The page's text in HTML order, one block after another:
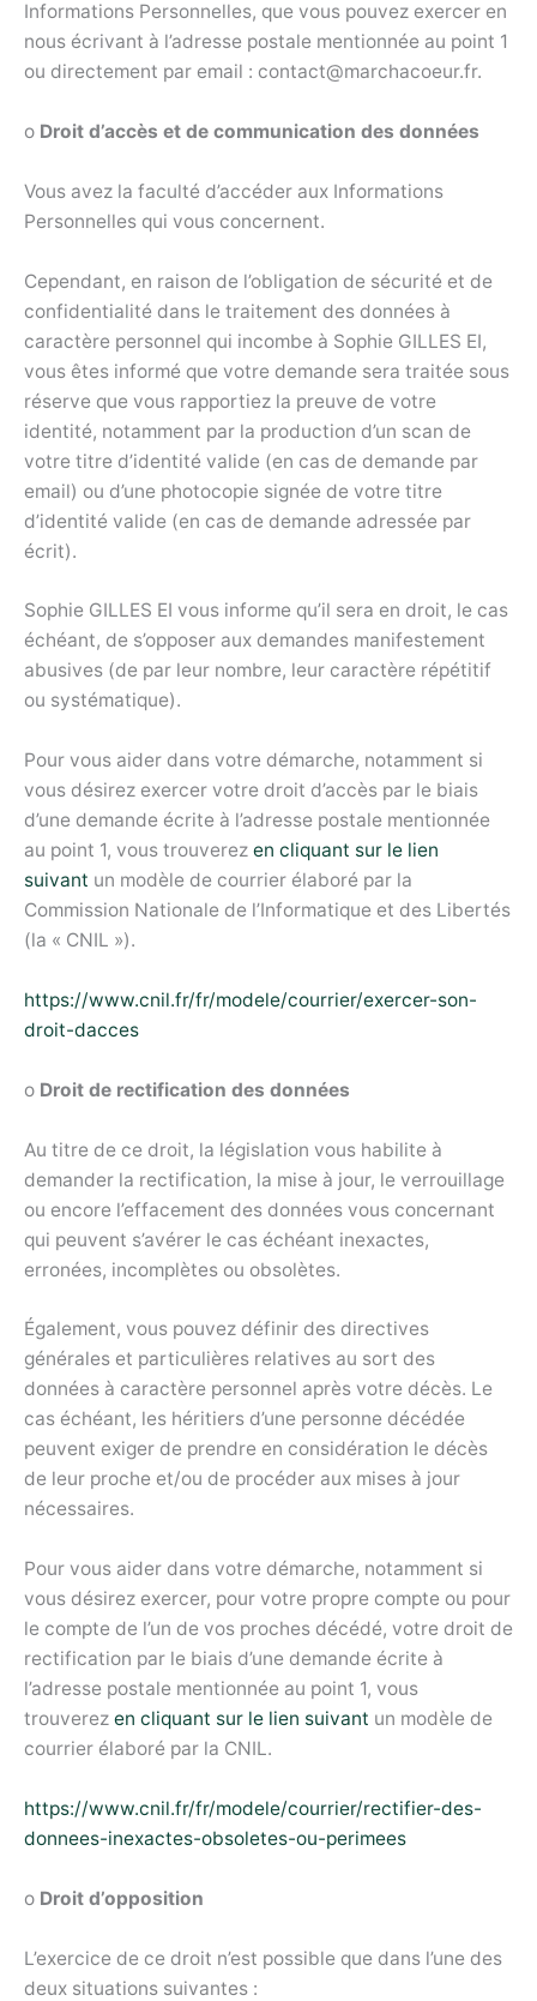
Informations Personnelles, que vous pouvez exercer en
nous écrivant à l’adresse postale mentionnée au point 1
ou directement par email : contact@marchacoeur.fr.
o Droit d’accès et de communication des données
Vous avez la faculté d’accéder aux Informations
Personnelles qui vous concernent.
Cependant, en raison de l’obligation de sécurité et de
confidentialité dans le traitement des données à
caractère personnel qui incombe à Sophie GILLES EI,
vous êtes informé que votre demande sera traitée sous
réserve que vous rapportiez la preuve de votre
identité, notamment par la production d’un scan de
votre titre d’identité valide (en cas de demande par
email) ou d’une photocopie signée de votre titre
d’identité valide (en cas de demande adressée par
écrit).
Sophie GILLES EI vous informe qu’il sera en droit, le cas
échéant, de s’opposer aux demandes manifestement
abusives (de par leur nombre, leur caractère répétitif
ou systématique).
Pour vous aider dans votre démarche, notamment si
vous désirez exercer votre droit d’accès par le biais
d’une demande écrite à l’adresse postale mentionnée
au point 1, vous trouverez en cliquant sur le lien
suivant un modèle de courrier élaboré par la
Commission Nationale de l’Informatique et des Libertés
(la « CNIL »).
https://www.cnil.fr/fr/modele/courrier/exercer-son-
droit-dacces
o Droit de rectification des données
Au titre de ce droit, la législation vous habilite à
demander la rectification, la mise à jour, le verrouillage
ou encore l’effacement des données vous concernant
qui peuvent s’avérer le cas échéant inexactes,
erronées, incomplètes ou obsolètes.
Également, vous pouvez définir des directives
générales et particulières relatives au sort des
données à caractère personnel après votre décès. Le
cas échéant, les héritiers d’une personne décédée
peuvent exiger de prendre en considération le décès
de leur proche et/ou de procéder aux mises à jour
nécessaires.
Pour vous aider dans votre démarche, notamment si
vous désirez exercer, pour votre propre compte ou pour
le compte de l’un de vos proches décédé, votre droit de
rectification par le biais d’une demande écrite à
l’adresse postale mentionnée au point 1, vous
trouverez en cliquant sur le lien suivant un modèle de
courrier élaboré par la CNIL.
https://www.cnil.fr/fr/modele/courrier/rectifier-des-
donnees-inexactes-obsoletes-ou-perimees
o Droit d’opposition
L’exercice de ce droit n’est possible que dans l’une des
deux situations suivantes :